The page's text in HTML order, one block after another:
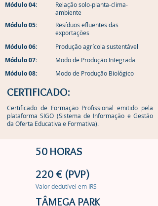
Módulo 04:
Relação solo-planta-clima-
ambiente
Módulo 05:
Resíduos efluentes das
exportações
Módulo 06: Produção agrícola sustentável
Módulo 07: Modo de Produção Integrada
Módulo 08: Modo de Produção Biológico
CERTIFICADO:
Certificado de Formação Profissional emitido pela
plataforma SIGO (Sistema de Informação e Gestão
da Oferta Educativa e Formativa).
50 HORAS
220 € (PVP)
Valor dedutível em IRS
TÂMEGA PARK